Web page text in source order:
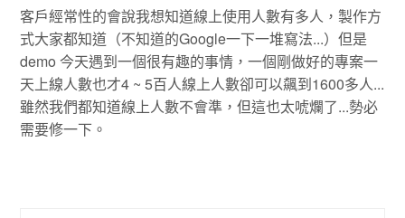
客戶經常性的會說我想知道線上使用人數有多人，製作方
式大家都知道（不知道的Google一下一堆寫法...）但是
demo 今天遇到一個很有趣的事情，一個剛做好的專案一
天上線人數也才4 ~ 5百人線上人數卻可以飆到1600多人...
雖然我們都知道線上人數不會準，但這也太唬爛了...勢必
需要修一下。